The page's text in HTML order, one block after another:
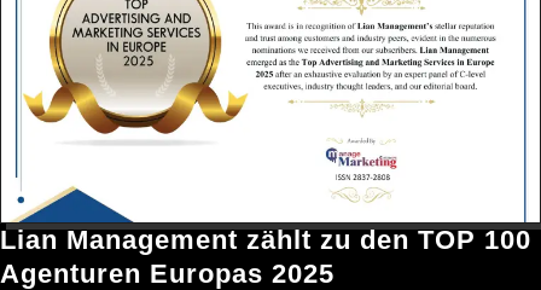
Lian Management zählt zu den TOP 100
Agenturen Europas 2025